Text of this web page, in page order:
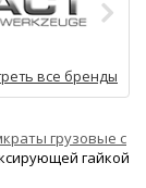
все бренды
грузовые с
гайкой